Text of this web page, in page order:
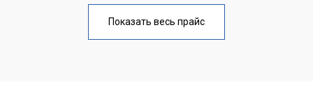
Показать весь прайс